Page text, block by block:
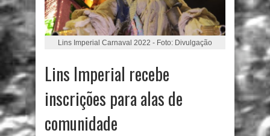
Lins Imperial Carnaval 2022 - Foto: Divulgação
Lins Imperial recebe
inscrições para alas de
comunidade